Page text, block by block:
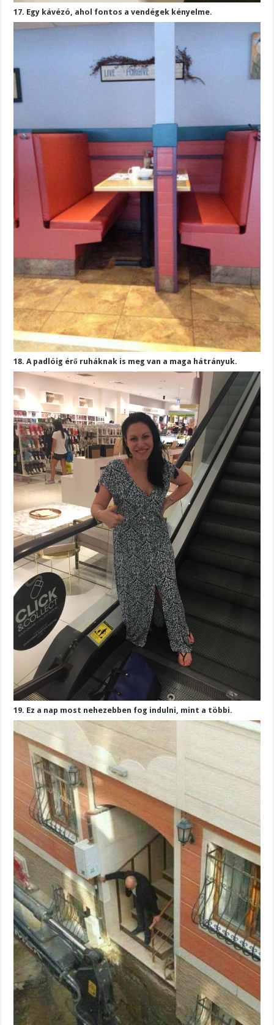
17. Egy kávézó, ahol fontos a vendégek kényelme.
18. A padlóig érő ruháknak is meg van a maga hátrányuk.
19. Ez a nap most nehezebben fog indulni, mint a többi.